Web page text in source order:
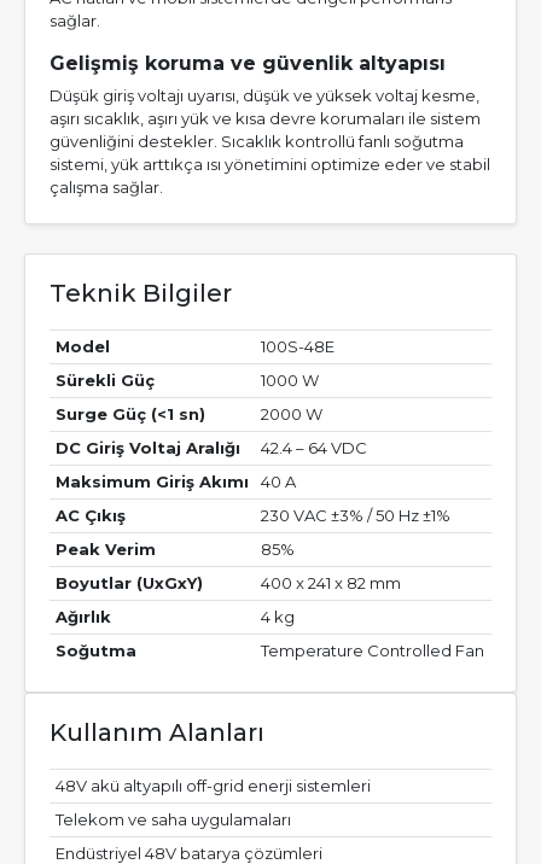
sağlar.
Gelişmiş koruma ve güvenlik altyapısı
Düşük giriş voltajı uyarısı, düşük ve yüksek voltaj kesme,
aşırı sıcaklık, aşırı yük ve kısa devre korumaları ile sistem
güvenliğini destekler. Sıcaklık kontrollü fanlı soğutma
sistemi, yük arttıkça ısı yönetimini optimize eder ve stabil
çalışma sağlar.
Teknik Bilgiler
Model
100S-48E
Sürekli Güç
1000 W
Surge Güç (<1 sn)
2000 W
DC Giriş Voltaj Aralığı
42.4 – 64 VDC
Maksimum Giriş Akımı
40 A
AC Çıkış
230 VAC ±3% / 50 Hz ±1%
Peak Verim
85%
Boyutlar (UxGxY)
400 x 241 x 82 mm
Ağırlık
4 kg
Soğutma
Temperature Controlled Fan
Kullanım Alanları
48V akü altyapılı off-grid enerji sistemleri
Telekom ve saha uygulamaları
Endüstriyel 48V batarya çözümleri